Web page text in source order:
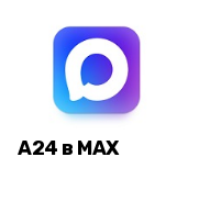
А24 в MAX